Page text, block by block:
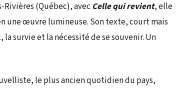
(Québec), avec Celle qui revient, elle
une œuvre lumineuse. Son texte, court mais
survie et la nécessité de se souvenir. Un
le plus ancien quotidien du pays,